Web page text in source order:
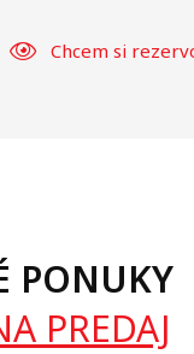
Chcem si
PONUKY
PREDAJ